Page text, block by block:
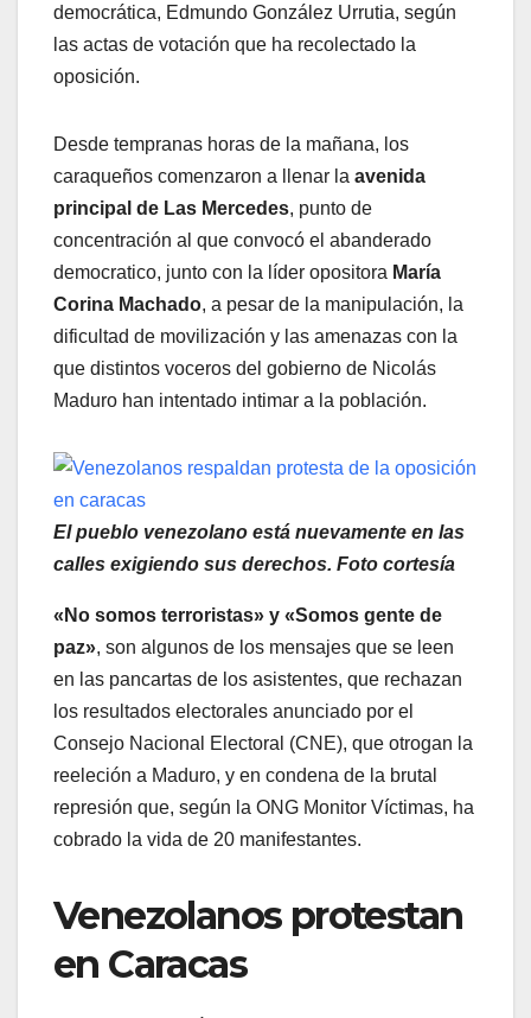
democrática, Edmundo González Urrutia, según
las actas de votación que ha recolectado la
oposición.
Desde tempranas horas de la mañana, los
caraqueños comenzaron a llenar la avenida
principal de Las Mercedes, punto de
concentración al que convocó el abanderado
democratico, junto con la líder opositora María
Corina Machado, a pesar de la manipulación, la
dificultad de movilización y las amenazas con la
que distintos voceros del gobierno de Nicolás
Maduro han intentado intimar a la población.
El pueblo venezolano está nuevamente en las
calles exigiendo sus derechos. Foto cortesía
«No somos terroristas» y «Somos gente de
paz», son algunos de los mensajes que se leen
en las pancartas de los asistentes, que rechazan
los resultados electorales anunciado por el
Consejo Nacional Electoral (CNE), que otrogan la
reeleción a Maduro, y en condena de la brutal
represión que, según la ONG Monitor Víctimas, ha
cobrado la vida de 20 manifestantes.
Venezolanos protestan
en Caracas